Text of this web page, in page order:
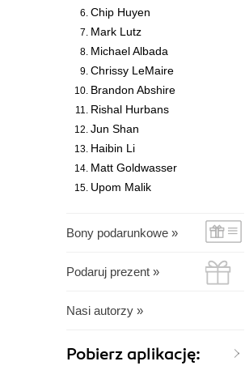
Chip Huyen
Mark Lutz
Michael Albada
Chrissy LeMaire
Brandon Abshire
Rishal Hurbans
Jun Shan
Haibin Li
Matt Goldwasser
Upom Malik
Bony podarunkowe »
Podaruj prezent »
Nasi autorzy »
Pobierz aplikację: